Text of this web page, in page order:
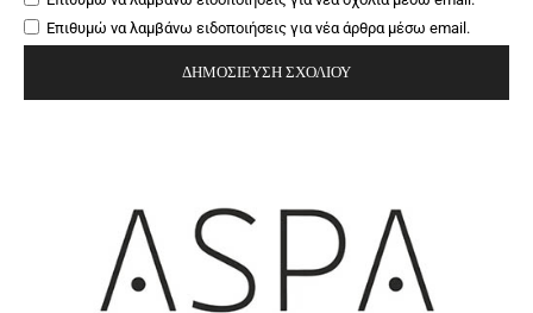
Επιθυμώ να λαμβάνω ειδοποιήσεις για νέα άρθρα μέσω email.